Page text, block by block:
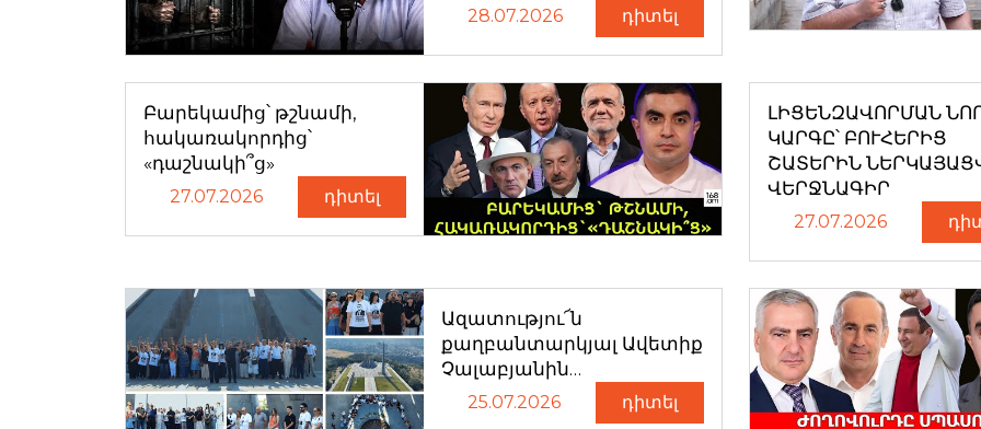
28.07.2026 դիտել
Բարեկամից՝ թշնամի,
հակառակորդից՝
«դաշնակի՞ց»
27.07.2026 դիտել
ԼԻՑԵՆԶԱՎՈՐՄԱՆ
ԿԱՐԳԸ՝ ԲՈՒՀԵՐԻՑ
ՇԱՏԵՐԻՆ
ՎԵՐՋՆԱԳԻՐ
27.07.2026
Ազատությու՜ն
քաղբանտարկյալ Ավետիք
Չալաբյանին…
25.07.2026 դիտել